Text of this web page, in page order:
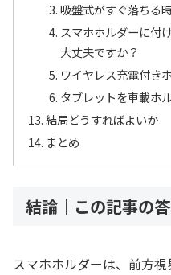
吸盤式がすぐ落ちる
スマホホルダーに付
大丈夫ですか？
ワイヤレス充電付き
タブレットを車載ホ
結局どうすればよいか
まとめ
結論｜この記事の
スマホホルダーは、前方